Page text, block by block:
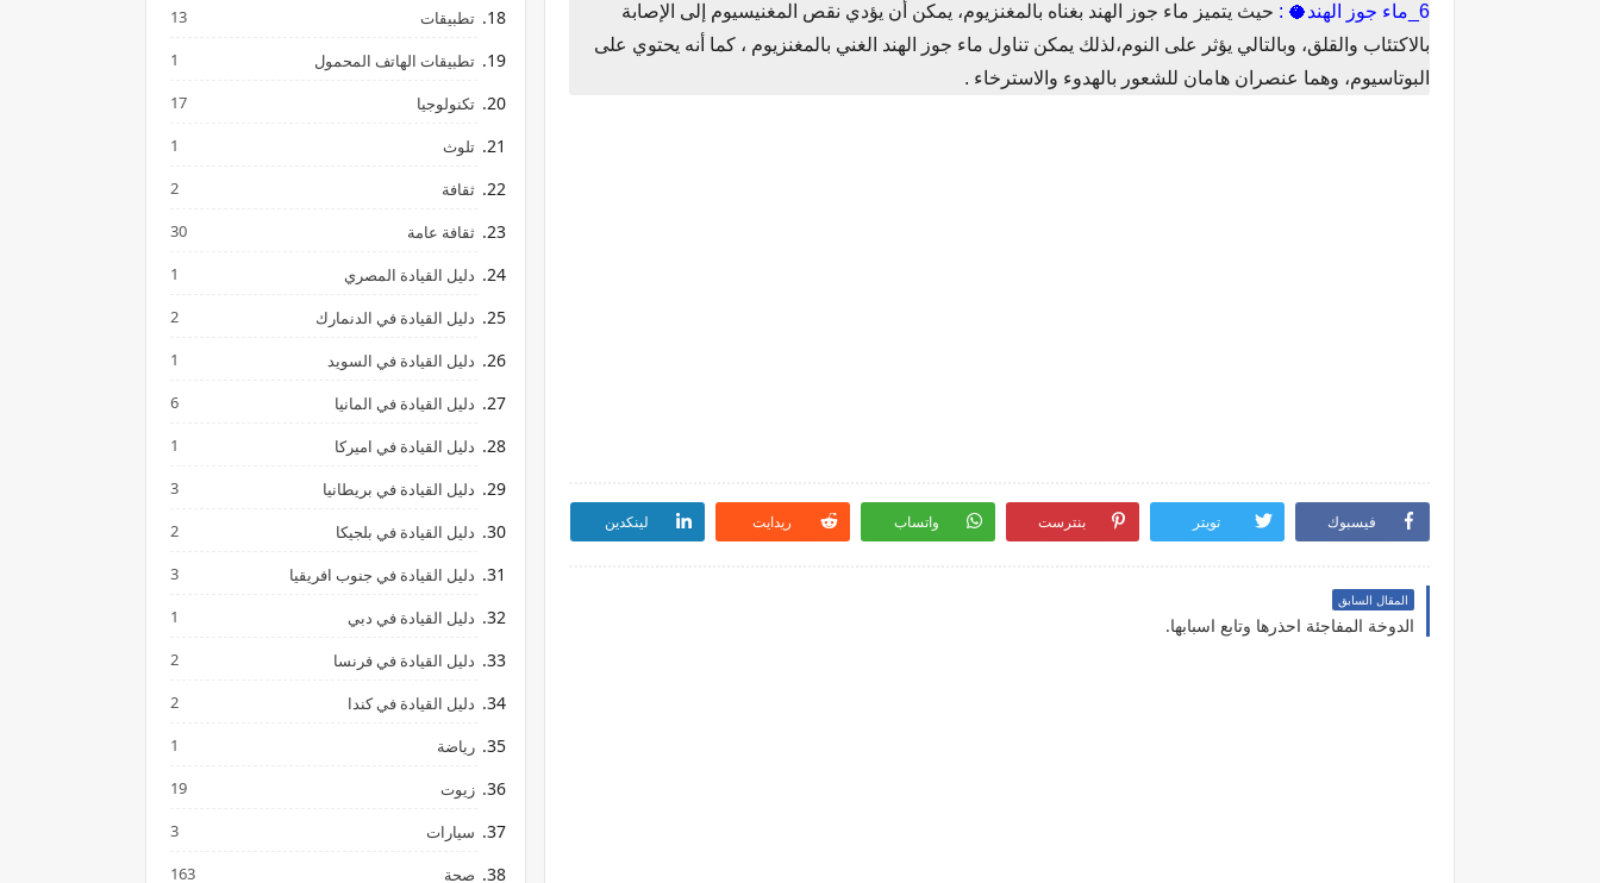
6_ماء جوز الهند🥥 :
حيث يتميز ماء جوز الهند بغناه بالمغنزيوم، يمكن أن يؤدي نقص المغنيسيوم إلى الإصابة
بالاكتئاب والقلق، وبالتالي يؤثر على النوم،لذلك يمكن تناول ماء جوز الهند الغني بالمغنزيوم ، كما أنه يحتوي على
البوتاسيوم، وهما عنصران هامان للشعور بالهدوء والاسترخاء .
فيسبوك تويتر بنترست واتساب ريدايت لينكدين
المقال السابق
الدوخة المفاجئة احذرها وتابع اسبابها.
تطبيقات 13
تطبيقات الهاتف المحمول 1
تكنولوجيا 17
تلوث 1
ثقافة 2
ثقافة عامة 30
دليل القيادة المصري 1
دليل القيادة في الدنمارك 2
دليل القيادة في السويد 1
دليل القيادة في المانيا 6
دليل القيادة في اميركا 1
دليل القيادة في بريطانيا 3
دليل القيادة في بلجيكا 2
دليل القيادة في جنوب افريقيا 3
دليل القيادة في دبي 1
دليل القيادة في فرنسا 2
دليل القيادة في كندا 2
رياضة 1
زيوت 19
سيارات 3
صحة 163